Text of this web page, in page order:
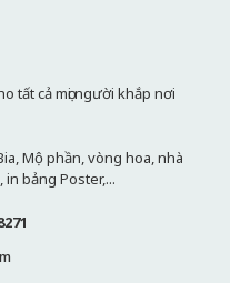
tất cả mọi người khắp nơi
Mộ phần, vòng hoa, nhà
bảng Poster,...